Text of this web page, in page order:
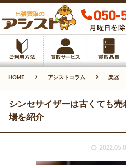
HOME アシストコラム 楽器
シンセサイザーは古くても売
場を紹介